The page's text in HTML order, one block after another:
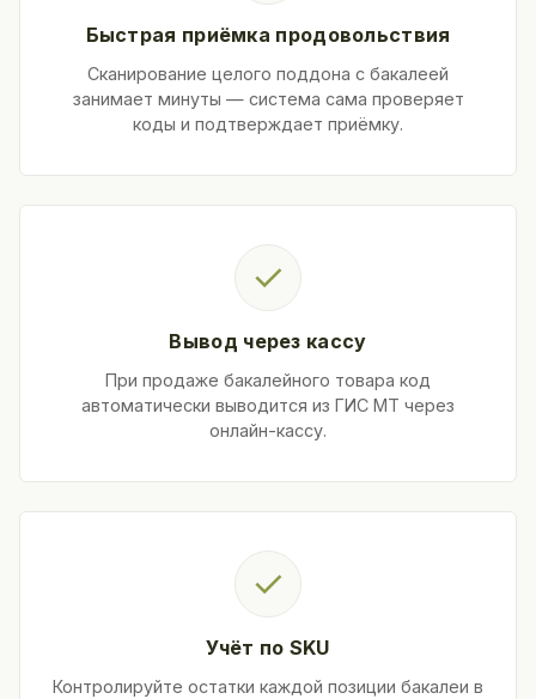
Быстрая приёмка продовольствия
Сканирование целого поддона с бакалеей
занимает минуты — система сама проверяет
коды и подтверждает приёмку.
✓
Вывод через кассу
При продаже бакалейного товара код
автоматически выводится из ГИС МТ через
онлайн-кассу.
✓
Учёт по SKU
Контролируйте остатки каждой позиции бакалеи в